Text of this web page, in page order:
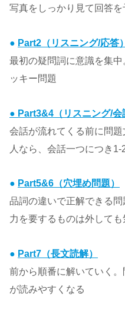
写真をしっかり見て回答を
● Part2（リスニング/応答）
最初の疑問詞に意識を集中
ッキー問題
● Part3&4（リスニング/会
会話が流れてくる前に問
人なら、会話一つにつき
● Part5&6（穴埋め問題）
品詞の違いで正解できる
力を要するものは外しても
● Part7（長文読解）
前から順番に解いていく
が読みやすくなる